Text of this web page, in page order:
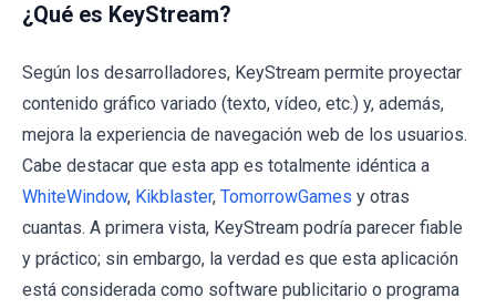
¿Qué es KeyStream?
Según los desarrolladores, KeyStream permite proyectar
contenido gráfico variado (texto, vídeo, etc.) y, además,
mejora la experiencia de navegación web de los usuarios.
Cabe destacar que esta app es totalmente idéntica a
WhiteWindow, Kikblaster, TomorrowGames y otras
cuantas. A primera vista, KeyStream podría parecer fiable
y práctico; sin embargo, la verdad es que esta aplicación
está considerada como software publicitario o programa